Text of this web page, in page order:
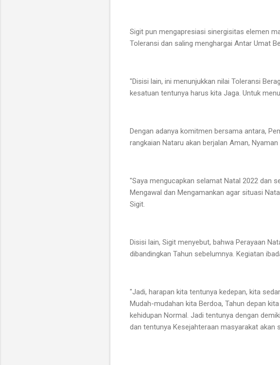
Sigit pun mengapresiasi sinergisitas elemen
Toleransi dan saling menghargai Antar Umat
"Disisi lain, ini menunjukkan nilai Toleransi
kesatuan tentunya harus kita Jaga. Untuk
Dengan adanya komitmen bersama antara,
rangkaian Nataru akan berjalan Aman,
"Saya mengucapkan selamat Natal 2022 dan
Mengawal dan Mengamankan agar situasi
Sigit.
Disisi lain, Sigit menyebut, bahwa Perayaan
dibandingkan Tahun sebelumnya. Kegiatan
"Jadi, harapan kita tentunya kedepan, kita
Mudah-mudahan kita Berdoa, Tahun depan
kehidupan Normal. Jadi tentunya dengan
dan tentunya Kesejahteraan masyarakat akan